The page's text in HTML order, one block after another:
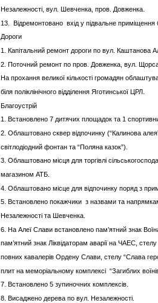
Незалежності, вул. Шевченка, пров. Довженка.
13. Відремонтовано вхід у підвальне
Дороги
1. Капітальний ремонт дороги по вул. Каштанова
2. Поточний ремонт по пров. Довженка, вул.
На прохання великої кількості громадян
біля поліклінічного відділення Яготинської ЦРЛ.
Благоустрій
1. Встановлено 7 дитячих площадок та 1
2. Облаштовано сквер відпочинку (“Калинова
світлодіодний фонтан та “Поляна казок”).
3. Облаштовано місця для торгівлі
магазином АТБ.
4. Облаштовано місце для відпочинку поряд з
5. Встановлено покажчики з назвами та
Незалежності та Шевченка.
6. На Алеї Слави встановлено пам’ятний знак
пам’ятний знак Ліквідаторам аварії на ЧАЕС, стелу
повних кавалерів Ордену Слави, стелу “Слава
плит на меморіальному комплексі “Загиблих
7. Встановлено 5 зупиночних комплексів.
8. Висаджено дерева по вул. Незалежності.